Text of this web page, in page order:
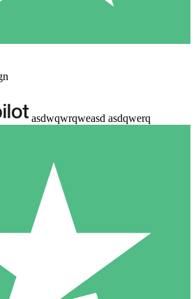
asdwqwrqweasd asdqwerq